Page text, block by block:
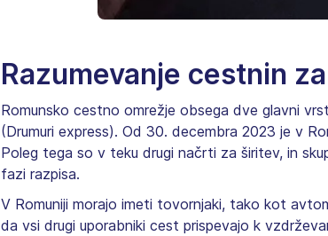
Razumevanje cestnin
Romunsko cestno omrežje obsega dve glavni
(Drumuri express). Od 30. decembra 2023 je v
Poleg tega so v teku drugi načrti za širitev, in
fazi razpisa.
V Romuniji morajo imeti tovornjaki, tako kot
da vsi drugi uporabniki cest prispevajo k